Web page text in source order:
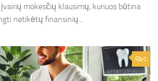
mokesčių klausimų, kuriuos būtina
netikėtų finansinių...
0